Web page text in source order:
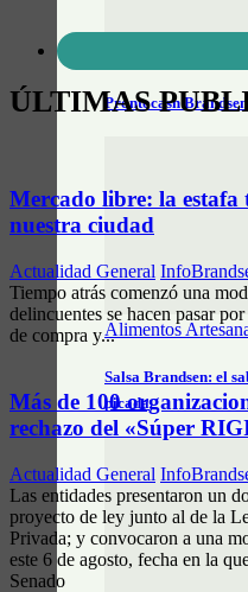
Prontocash Brandsen
Alimentos
Salsa Brandsen: el
picada
ÚLTIMAS
Mercado libre: la estafa
nuestra ciudad
Actualidad General
Tiempo atrás comenzó una
delincuentes se hacen pasar
de compra y...
Más de 100
rechazo del «Súper
Actualidad General
Las entidades presentaron un
proyecto de ley junto al de la
Privada; y convocaron a una
este 6 de agosto, fecha en la
Senado